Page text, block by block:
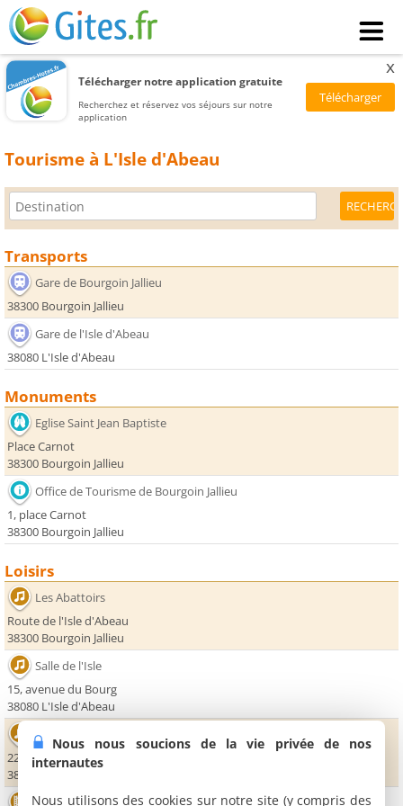
Télécharger notre application gratuite
Recherchez et réservez vos séjours sur notre
application
x
Tourisme à L'Isle d'Abeau
Transports
Gare de Bourgoin Jallieu
38300 Bourgoin Jallieu
Gare de l'Isle d'Abeau
38080 L'Isle d'Abeau
Monuments
Eglise Saint Jean Baptiste
Place Carnot
38300 Bourgoin Jallieu
Office de Tourisme de Bourgoin Jallieu
1, place Carnot
38300 Bourgoin Jallieu
Loisirs
Les Abattoirs
Route de l'Isle d'Abeau
38300 Bourgoin Jallieu
Salle de l'Isle
15, avenue du Bourg
38080 L'Isle d'Abeau
Le Millénium - Service Culturel
22, avenue du Bourg
38080 L'Isle d'Abeau
Cinéma Megaroyal
Nous nous soucions de la vie privée de nos
internautes
Nous utilisons des cookies sur notre site (y compris des